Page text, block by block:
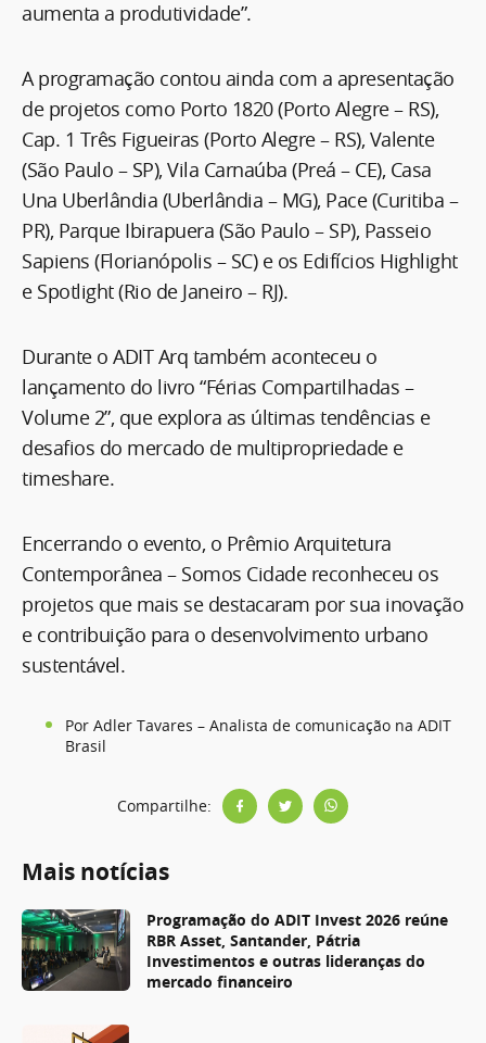
aumenta a produtividade”.
A programação contou ainda com a apresentação
de projetos como Porto 1820 (Porto Alegre – RS),
Cap. 1 Três Figueiras (Porto Alegre – RS), Valente
(São Paulo – SP), Vila Carnaúba (Preá – CE), Casa
Una Uberlândia (Uberlândia – MG), Pace (Curitiba –
PR), Parque Ibirapuera (São Paulo – SP), Passeio
Sapiens (Florianópolis – SC) e os Edifícios Highlight
e Spotlight (Rio de Janeiro – RJ).
Durante o ADIT Arq também aconteceu o
lançamento do livro “Férias Compartilhadas –
Volume 2”, que explora as últimas tendências e
desafios do mercado de multipropriedade e
timeshare.
Encerrando o evento, o Prêmio Arquitetura
Contemporânea – Somos Cidade reconheceu os
projetos que mais se destacaram por sua inovação
e contribuição para o desenvolvimento urbano
sustentável.
Por Adler Tavares – Analista de comunicação na ADIT
Brasil
Compartilhe:
Mais notícias
Programação do ADIT Invest 2026 reúne
RBR Asset, Santander, Pátria
Investimentos e outras lideranças do
mercado financeiro